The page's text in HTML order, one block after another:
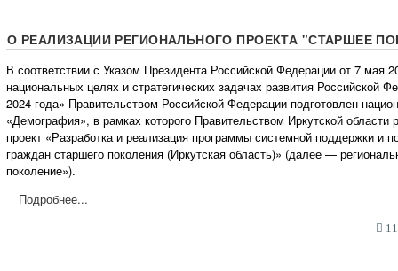
О РЕАЛИЗАЦИИ РЕГИОНАЛЬНОГО ПРОЕКТА "СТАРШЕЕ
В соответствии с Указом Президента Российской Федерации от 7 мая
национальных целях и стратегических задачах развития Российской
2024 года» Правительством Российской Федерации подготовлен
«Демография», в рамках которого Правительством Иркутской области
проект «Разработка и реализация программы системной поддержки и
граждан старшего поколения (Иркутская область)» (далее —
поколение»).
Подробнее...